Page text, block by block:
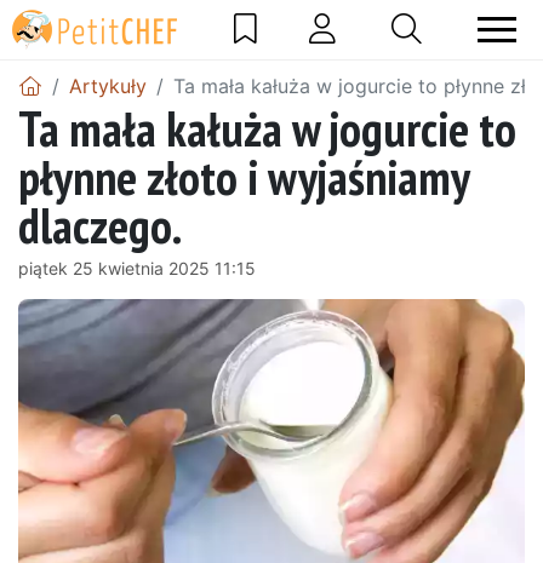
Artykuły Ta mała kałuża w jogurcie to płynne
Ta mała kałuża w jogurcie to
płynne złoto i wyjaśniamy
dlaczego.
piątek 25 kwietnia 2025 11:15